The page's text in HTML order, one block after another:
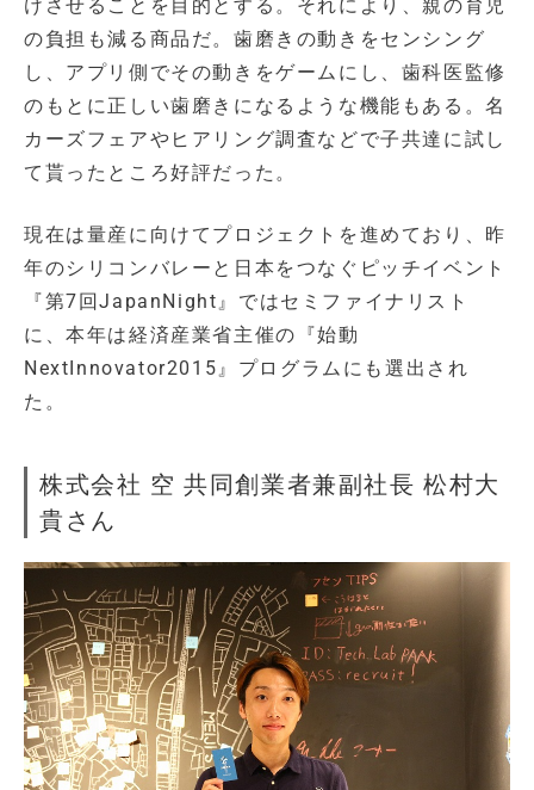
けさせることを目的とする。それにより、親の育児
の負担も減る商品だ。歯磨きの動きをセンシング
し、アプリ側でその動きをゲームにし、歯科医監修
のもとに正しい歯磨きになるような機能もある。名
カーズフェアやヒアリング調査などで子共達に試し
て貰ったところ好評だった。
現在は量産に向けてプロジェクトを進めており、昨
年のシリコンバレーと日本をつなぐピッチイベント
『第7回JapanNight』ではセミファイナリスト
に、本年は経済産業省主催の『始動
NextInnovator2015』プログラムにも選出され
た。
株式会社 空 共同創業者兼副社長 松村大
貴さん